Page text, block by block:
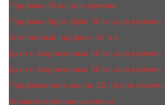
Парфюм 30 мл для мужчин
Парфюм Apple Style 35 мл для мужчин
Компактный парфюм 40 мл
Духи с феромонами 45 мл для мужчин
Духи с феромонами 55 мл для мужчин
Парфюмерное масло 10 ml для мужчин
Ароматизированные свечи